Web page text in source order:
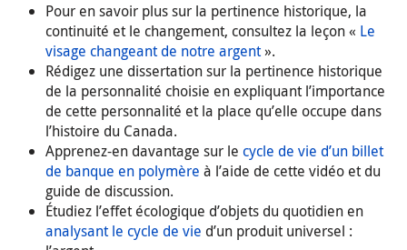
Pour en savoir plus sur la pertinence historique, la
continuité et le changement, consultez la leçon « Le
visage changeant de notre argent».
Rédigez une dissertation sur la pertinence historique
de la personnalité choisie en expliquant l’importance
de cette personnalité et la place qu’elle occupe dans
l’histoire du Canada.
Apprenez-en davantage sur le cycle de vie d’un billet
de banque en polymère à l’aide de cette vidéo et du
guide de discussion.
Étudiez l’effet écologique d’objets du quotidien en
analysant le cycle de vie d’un produit universel :